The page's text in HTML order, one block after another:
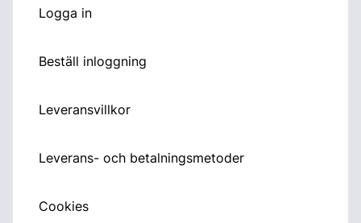
Logga in
Beställ inloggning
Leveransvillkor
Leverans- och betalningsmetoder
Cookies